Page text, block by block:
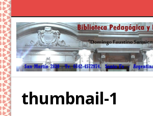
thumbnail-1